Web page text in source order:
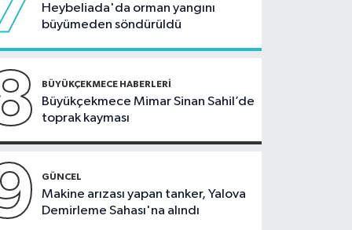
Heybeliada'da orman yangını
büyümeden söndürüldü
BÜYÜKÇEKMECE HABERLERI
Büyükçekmece Mimar Sinan Sahil’de
toprak kayması
GÜNCEL
Makine arızası yapan tanker, Yalova
Demirleme Sahası'na alındı